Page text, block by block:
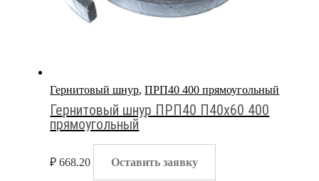
Гернитовый шнур,ПРП40 400 прямоугольный
Гернитовый шнур ПРП40 П40х60 400
прямоугольный
₽ 668.20 Оставить заявку